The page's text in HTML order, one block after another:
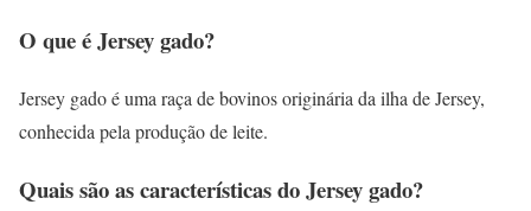
O que é Jersey gado?
Jersey gado é uma raça de bovinos originária da ilha de Jersey,
conhecida pela produção de leite.
Quais são as características do Jersey gado?